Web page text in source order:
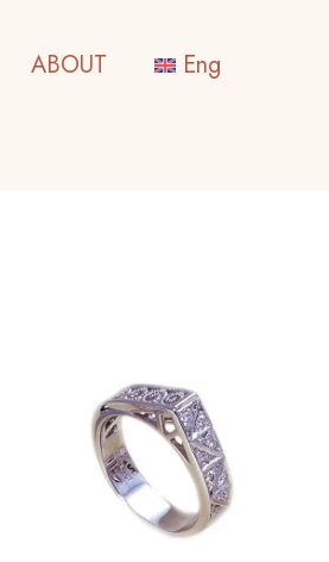
ABOUT Eng